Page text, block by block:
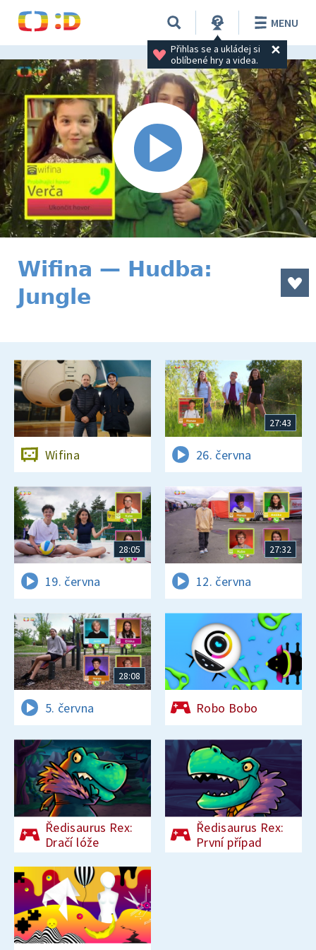
Přihlas se a ukládej si
oblíbené hry a videa.
MENU
Wifina — Hudba:
Jungle
Wifina
27:43
26. června
28:05
19. června
27:32
12. června
28:08
5. června Robo Bobo
Ředisaurus Rex:
Dračí lóže
Ředisaurus Rex:
První případ